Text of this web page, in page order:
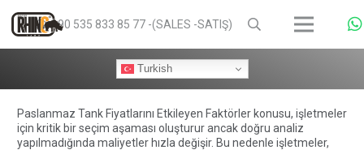
+90 535 833 85 77 -(SALES -SATIŞ)
Turkish
Paslanmaz Tank Fiyatlarını Etkileyen Faktörler konusu, işletmeler
için kritik bir seçim aşaması oluşturur ancak doğru analiz
yapılmadığında maliyetler hızla değişir. Bu nedenle işletmeler,